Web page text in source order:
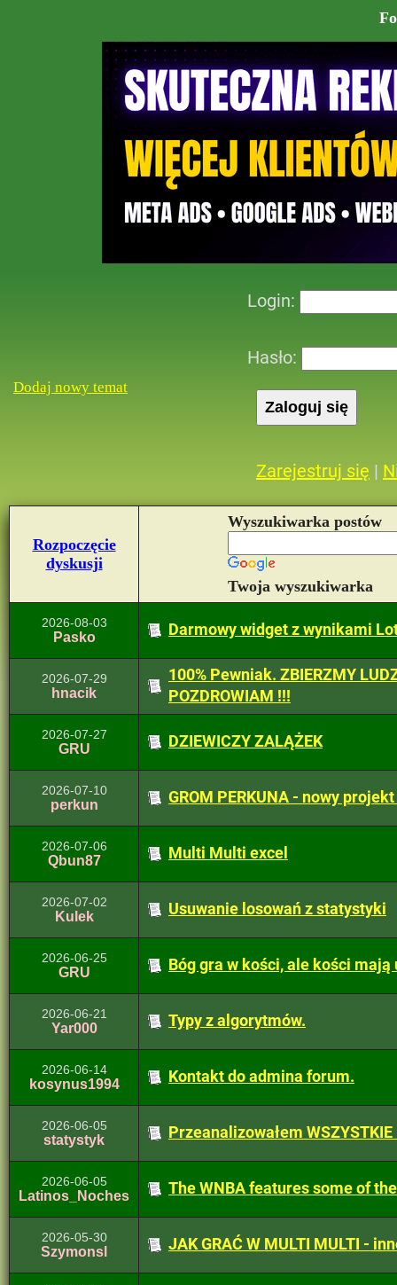
Dodaj nowy temat
Login:
Hasło:
Zarejestruj się |
Rozpoczęcie
dyskusji
Wyszukiwarka postów
Twoja wyszukiwarka
2026-08-03
Pasko Darmowy widget z wynikami
2026-07-29
hnacik
100% Pewniak. ZBIERZMY
POZDROWIAM !!!
2026-07-27
GRU DZIEWICZY ZALĄŻEK
2026-07-10
perkun GROM PERKUNA - nowy
2026-07-06
Qbun87 Multi Multi excel
2026-07-02
Kulek Usuwanie losowań z statystyki
2026-06-25
GRU Bóg gra w kości, ale kości mają
2026-06-21
Yar000 Typy z algorytmów.
2026-06-14
kosynus1994 Kontakt do admina forum.
2026-06-05
statystyk Przeanalizowałem
2026-06-05
Latinos_Noches The WNBA features some of
2026-05-30
Szymonsl JAK GRAĆ W MULTI MULTI -